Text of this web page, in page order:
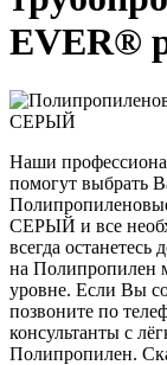
EVER®
Наши
помогут выбрать
СЕРЫЙ и все
всегда
на Полипропилен
уровне. Если Вы
позвоните по
консультанты с
Полипропилен.